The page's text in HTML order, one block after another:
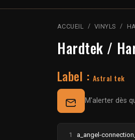
ACCUEIL VINYLS
Hardtek /
Label : Astral tek
M'alerter dès
1 a_angel-